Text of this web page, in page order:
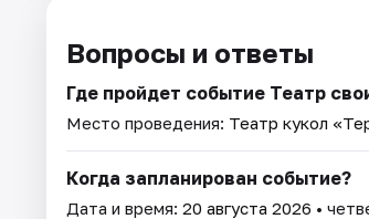
Вопросы и ответы
Где пройдет событие Театр
Место проведения: Театр кукол
Когда запланирован событие?
Дата и время: 20 августа 2026 •